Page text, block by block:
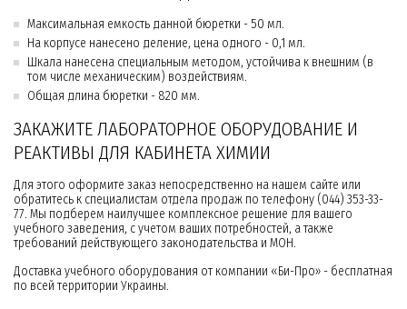
Максимальная емкость данной бюретки - 50 мл.
На корпусе нанесено деление, цена одного - 0,1 мл.
Шкала нанесена специальным методом, устойчива к внешним (в
том числе механическим) воздействиям.
Общая длина бюретки - 820 мм.
ЗАКАЖИТЕ ЛАБОРАТОРНОЕ ОБОРУДОВАНИЕ И
РЕАКТИВЫ ДЛЯ КАБИНЕТА ХИМИИ
Для этого оформите заказ непосредственно на нашем сайте или
обратитесь к специалистам отдела продаж по телефону (044) 353-33-
77. Мы подберем наилучшее комплексное решение для вашего
учебного заведения, с учетом ваших потребностей, а также
требований действующего законодательства и МОН.
Доставка учебного оборудования от компании «Би-Про» - бесплатная
по всей территории Украины.